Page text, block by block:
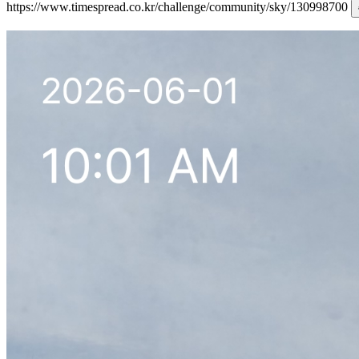
https://www.timespread.co.kr/challenge/community/sky/130998700